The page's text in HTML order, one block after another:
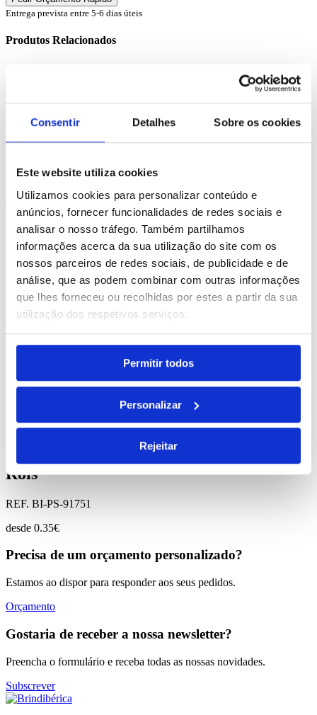
Consentir Detalhes Sobre os cookies
Este website utiliza cookies
Utilizamos cookies para personalizar conteúdo e
anúncios, fornecer funcionalidades de redes sociais e
analisar o nosso tráfego. Também partilhamos
informações acerca da sua utilização do site com os
nossos parceiros de redes sociais, de publicidade e de
análise, que as podem combinar com outras informações
que lhes forneceu ou recolhidas por estes a partir da sua
utilização dos respetivos serviços.
Permitir todos
Personalizar
Rejeitar
Entrega prevista entre 5-6 dias úteis
Produtos Relacionados
REF. BI-PS-91746
Comprar
Jaguar
REF. BI-PS-91755
desde 0.99 €
Danny
REF. BI-PS-92053
Rols
REF. BI-PS-91751
desde 0.35€
Precisa de um orçamento personalizado?
Estamos ao dispor para responder aos seus pedidos.
Orçamento
Gostaria de receber a nossa newsletter?
Preencha o formulário e receba todas as nossas novidades.
Subscrever